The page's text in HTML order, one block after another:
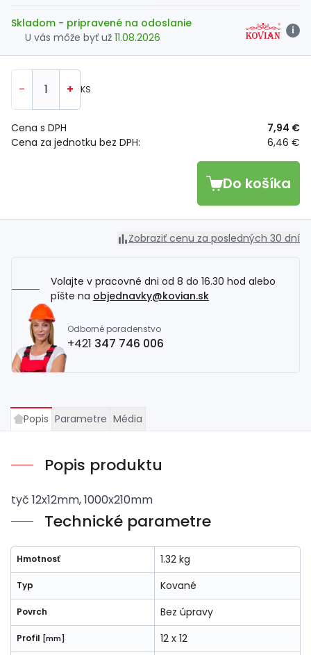
Skladom - pripravené na odoslanie
U vás môže byť už 11.08.2026
i
- + KS
Cena za jednotku bez DPH: 6,46 €
Cena s DPH 7,94 €
Do košíka
Zobraziť cenu za posledných 30 dní
Volajte v pracovné dni od 8 do 16.30 hod alebo
píšte na objednavky@kovian.sk
Odborné poradenstvo
+421 347 746 006
Popis Parametre Média
Popis produktu
tyč 12x12mm, 1000x210mm
Technické parametre
Hmotnosť 1.32 kg
Typ Kované
Povrch Bez úpravy
Profil [mm] 12 x 12